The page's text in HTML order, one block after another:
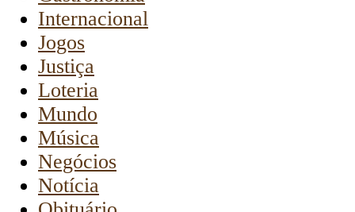
Internacional
Jogos
Justiça
Loteria
Mundo
Música
Negócios
Notícia